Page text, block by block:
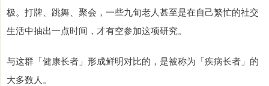
极。打牌、跳舞、聚会，一些九旬老人甚至是在自己繁忙的社交
生活中抽出一点时间，才有空参加这项研究。
与这群「健康长者」形成鲜明对比的，是被称为「疾病长者」的
大多数人。